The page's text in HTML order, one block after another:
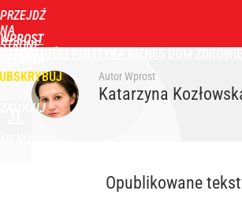
PRZEJDŹ
NA
STRONĘ
WPROST
ZALOGUJ
Autor Wprost
Katarzyna
Opublikowane